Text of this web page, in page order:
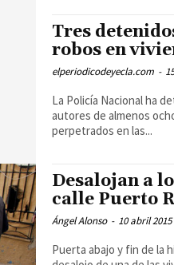
Tres
robos en
elperiodicodeyecla.com -
La Policía Nacional ha
autores de almenos
perpetrados en las...
Desalojan a
calle Puerto
Ángel Alonso - 10 abril 2015
Puerta abajo y fin de la